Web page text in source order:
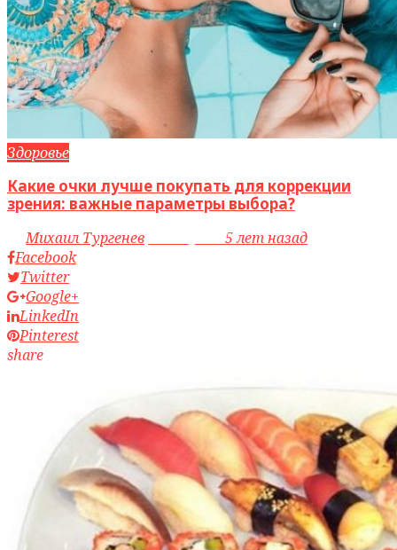
Здоровье
Какие очки лучше покупать для коррекции
зрения: важные параметры выбора?
byМихаил Тургенев
5 лет назад
Facebook
Twitter
Google+
LinkedIn
Pinterest
share